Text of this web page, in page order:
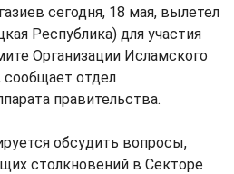
сегодня, 18 мая, вылетел
Республика) для участия
Организации Исламского
отдел
правительства.
обсудить вопросы,
столкновений в Секторе